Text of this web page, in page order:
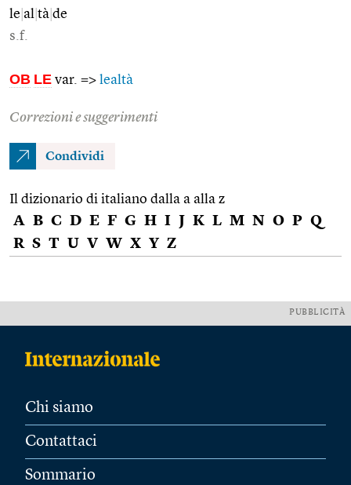
le al tà de
s.f.
OB LE var. => lealtà
Correzioni e suggerimenti
Condividi
Il dizionario di italiano dalla a alla z
A B C D E F G H I J K L M N O P Q
R S T U V W X Y Z
PUBBLICITÀ
Chi siamo
Contattaci
Sommario